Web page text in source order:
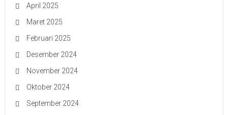
April 2025
Maret 2025
Februari 2025
Desember 2024
November 2024
Oktober 2024
September 2024